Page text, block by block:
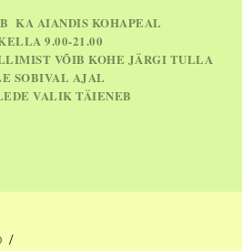
KA AIANDIS KOHAPEAL
9.00-21.00
VÕIB KOHE JÄRGI TULLA
SOBIVAL AJAL
VALIK TÄIENEB
/